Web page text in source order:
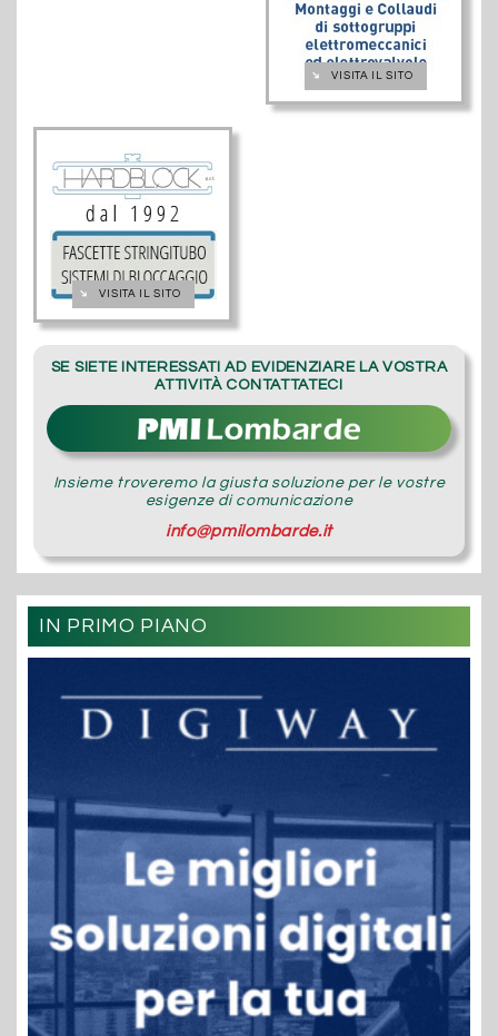
➔ VISITA IL SITO
➔ VISITA IL SITO
SE SIETE INTERESSATI AD EVIDENZIARE LA VOSTRA
ATTIVITÀ CONTATTATECI
Insieme troveremo la giusta soluzione per le vostre
esigenze di comunicazione
info@pmilombarde.it
IN PRIMO PIANO